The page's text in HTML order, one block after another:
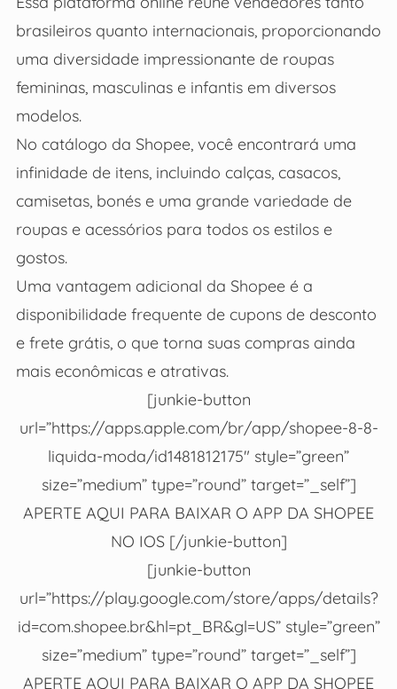
brasileiros quanto internacionais, proporcionando
uma diversidade impressionante de roupas
femininas, masculinas e infantis em diversos
modelos.
No catálogo da Shopee, você encontrará uma
infinidade de itens, incluindo calças, casacos,
camisetas, bonés e uma grande variedade de
roupas e acessórios para todos os estilos e
gostos.
Uma vantagem adicional da Shopee é a
disponibilidade frequente de cupons de desconto
e frete grátis, o que torna suas compras ainda
mais econômicas e atrativas.
[junkie-button
url=”https://apps.apple.com/br/app/shopee-8-8-
liquida-moda/id1481812175″ style=”green”
size=”medium” type=”round” target=”_self”]
APERTE AQUI PARA BAIXAR O APP DA SHOPEE
NO IOS [/junkie-button]
[junkie-button
url=”https://play.google.com/store/apps/details?
id=com.shopee.br&hl=pt_BR&gl=US” style=”green”
size=”medium” type=”round” target=”_self”]
APERTE AQUI PARA BAIXAR O APP DA SHOPEE